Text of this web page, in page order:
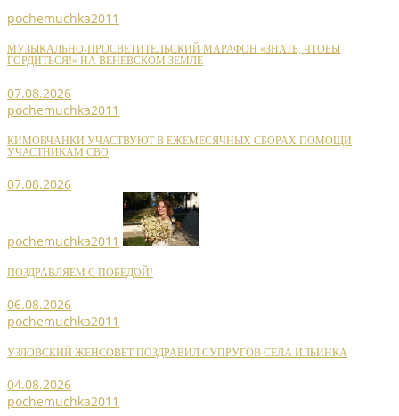
pochemuchka2011
МУЗЫКАЛЬНО-ПРОСВЕТИТЕЛЬСКИЙ МАРАФОН «ЗНАТЬ, ЧТОБЫ
ГОРДИТЬСЯ!» НА ВЕНЕВСКОМ ЗЕМЛЕ
07.08.2026
pochemuchka2011
КИМОВЧАНКИ УЧАСТВУЮТ В ЕЖЕМЕСЯЧНЫХ СБОРАХ ПОМОЩИ
УЧАСТНИКАМ СВО
07.08.2026
pochemuchka2011
ПОЗДРАВЛЯЕМ С ПОБЕДОЙ!
06.08.2026
pochemuchka2011
УЗЛОВСКИЙ ЖЕНСОВЕТ ПОЗДРАВИЛ СУПРУГОВ СЕЛА ИЛЬИНКА
04.08.2026
pochemuchka2011